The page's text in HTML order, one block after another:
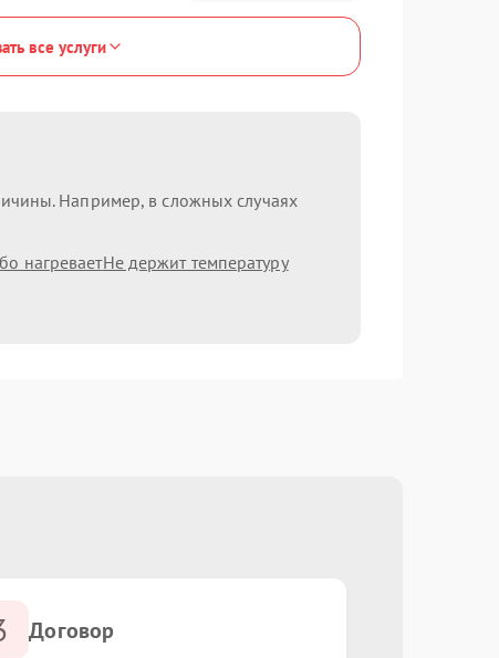
все услуги
Например, в сложных случаях
нагреваетНе держит температуру
Договор